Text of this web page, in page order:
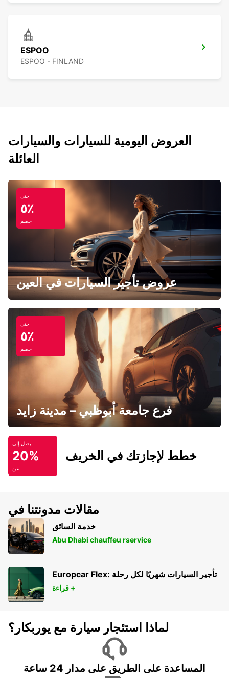
ESPOO
ESPOO - FINLAND
العروض اليومية للسيارات والسيارات
العائلة
حتى
٥٪
خصم
عروض تأجير السيارات في العين
حتى
٥٪
خصم
فرع جامعة أبوظبي – مدينة زايد
يصل إلى
20%
عن
خطط لإجازتك في الخريف
مقالات مدونتنا في
خدمة السائق
Abu Dhabi chauffeu rservice
Europcar Flex: تأجير السيارات شهريًا لكل رحلة
قراءة +
لماذا استئجار سيارة مع يوربكار؟
المساعدة على الطريق على مدار 24 ساعة